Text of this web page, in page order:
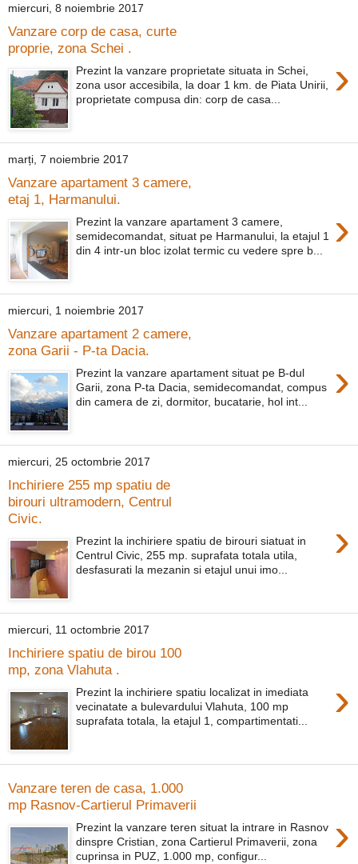
miercuri, 8 noiembrie 2017
Vanzare corp de casa, curte
proprie, zona Schei .
›
Prezint la vanzare proprietate situata in Schei,
zona usor accesibila, la doar 1 km. de Piata Unirii,
proprietate compusa din: corp de casa...
marți, 7 noiembrie 2017
Vanzare apartament 3 camere,
etaj 1, Harmanului.
›
Prezint la vanzare apartament 3 camere,
semidecomandat, situat pe Harmanului, la etajul 1
din 4 intr-un bloc izolat termic cu vedere spre b...
miercuri, 1 noiembrie 2017
Vanzare apartament 2 camere,
zona Garii - P-ta Dacia.
›
Prezint la vanzare apartament situat pe B-dul
Garii, zona P-ta Dacia, semidecomandat, compus
din camera de zi, dormitor, bucatarie, hol int...
miercuri, 25 octombrie 2017
Inchiriere 255 mp spatiu de
birouri ultramodern, Centrul
Civic.
›
Prezint la inchiriere spatiu de birouri siatuat in
Centrul Civic, 255 mp. suprafata totala utila,
desfasurati la mezanin si etajul unui imo...
miercuri, 11 octombrie 2017
Inchiriere spatiu de birou 100
mp, zona Vlahuta .
›
Prezint la inchiriere spatiu localizat in imediata
vecinatate a bulevardului Vlahuta, 100 mp
suprafata totala, la etajul 1, compartimentati...
Vanzare teren de casa, 1.000
mp Rasnov-Cartierul Primaverii
›
Prezint la vanzare teren situat la intrare in Rasnov
dinspre Cristian, zona Cartierul Primaverii, zona
cuprinsa in PUZ, 1.000 mp, configur...